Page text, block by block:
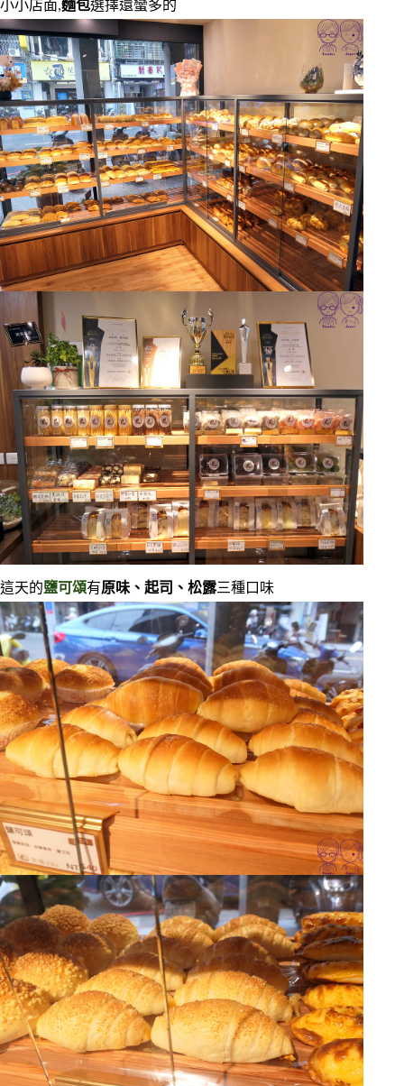
小小店面,麵包選擇還蠻多的
這天的鹽可頌有原味、起司、松露三種口味